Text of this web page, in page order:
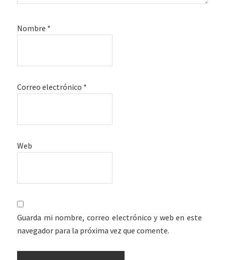
Nombre *
Correo electrónico *
Web
Guarda mi nombre, correo electrónico y web en este
navegador para la próxima vez que comente.